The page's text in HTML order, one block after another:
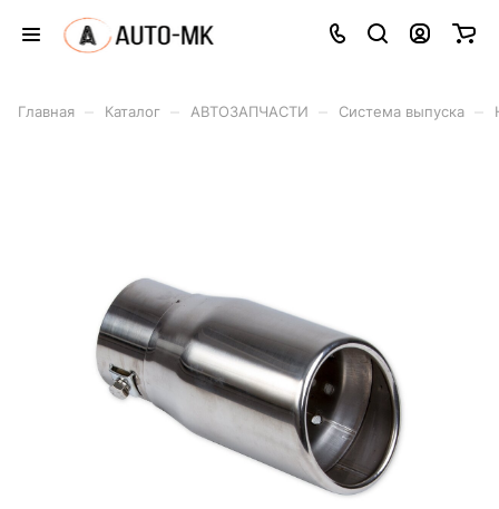
Главная Каталог АВТОЗАПЧАСТИ Система выпуска